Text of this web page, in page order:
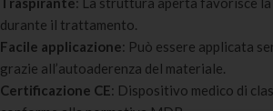
durante il trattamento.
Facile applicazione: Può essere applicata
grazie all’autoaderenza del materiale.
Certificazione CE: Dispositivo medico di